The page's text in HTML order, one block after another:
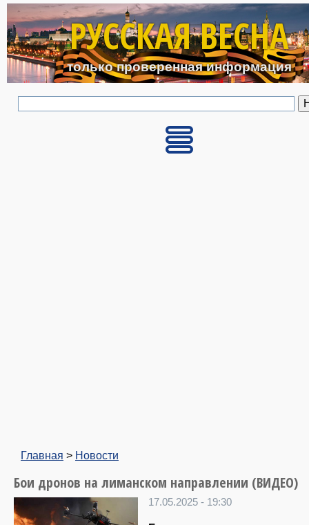
Перейти к основному
РУССКАЯ ВЕСНА
только проверенная информация
Главная > Новости
Бои дронов на лиманском направлении (ВИДЕО)
17.05.2025 - 19:30